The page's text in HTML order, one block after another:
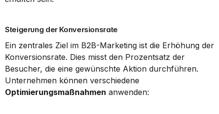
Steigerung der Konversionsrate
Ein zentrales Ziel im B2B-Marketing ist die Erhöhung der
Konversionsrate. Dies misst den Prozentsatz der
Besucher, die eine gewünschte Aktion durchführen.
Optimierungsmaßnahmen anwenden: